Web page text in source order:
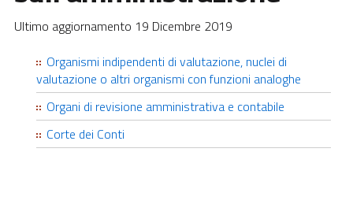
Ultimo aggiornamento 19 Dicembre 2019
Organismi indipendenti di valutazione, nuclei di
valutazione o altri organismi con funzioni analoghe
Organi di revisione amministrativa e contabile
Corte dei Conti